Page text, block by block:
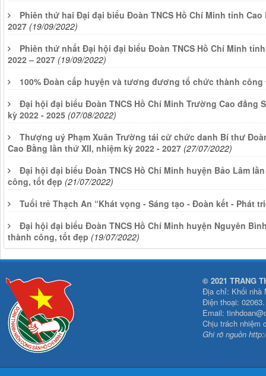
Phiên thứ hai Đại đại biểu Đoàn TNCS Hồ Chí Minh tỉnh Cao
2027 (19/09/2022)
Phiên thứ nhất Đại hội đại biểu Đoàn TNCS Hồ Chí Minh
2022 – 2027 (19/09/2022)
100% Đoàn cấp huyện và tương đương tổ chức thành
Đại hội đại biểu Đoàn TNCS Hồ Chí Minh Trường Cao đẳng
kỳ 2022 - 2025 (07/08/2022)
Thượng uý Phạm Xuân Trường tái cử chức danh Bí thư
Cao Bằng lần thứ XII, nhiệm kỳ 2022 - 2027 (27/07/2022)
Đại hội đại biểu Đoàn TNCS Hồ Chí Minh huyện Bảo Lâm
công, tốt đẹp (21/07/2022)
Tuổi trẻ Thạch An “Khát vọng - Sáng tạo - Đoàn kết - Phát
Đại hội đại biểu Đoàn TNCS Hồ Chí Minh huyện Nguyên
thành công, tốt đẹp (19/07/2022)
© 2021 TRANG
Địa chỉ: Khối nhà
Điện thoại:
Email:
Chịu trách nhiệm
Ghi rõ nguồn